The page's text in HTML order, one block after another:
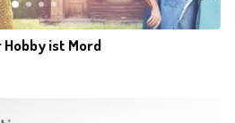
ist Mord